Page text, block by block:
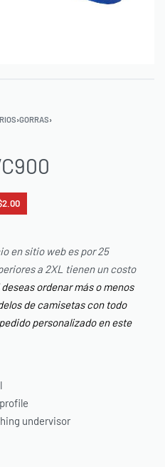
›GORRAS›
en sitio web es por 25
a 2XL tienen un costo
deseas ordenar más o menos
de camisetas con todo
personalizado en este
undervisor